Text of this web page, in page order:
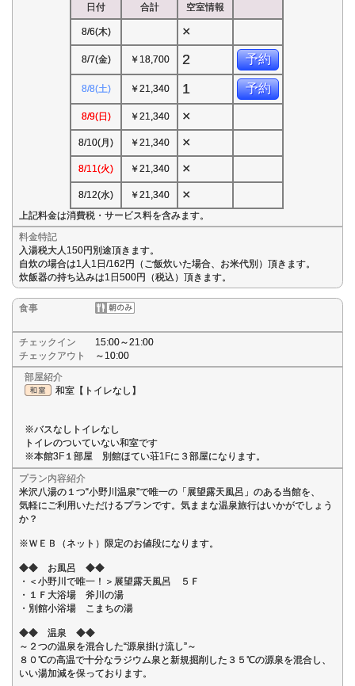
日付 合計 空室情報
8/6(木) ×
8/7(金) ￥18,700 2 予約
8/8(土) ￥21,340 1 予約
8/9(日) ￥21,340 ×
8/10(月) ￥21,340 ×
8/11(火) ￥21,340 ×
8/12(水) ￥21,340 ×
上記料金は消費税・サービス料を含みます。
料金特記
入湯税大人150円別途頂きます。
自炊の場合は1人1日/162円（ご飯炊いた場合、お米代別）頂きます。
炊飯器の持ち込みは1日500円（税込）頂きます。
食事
チェックイン
15:00～21:00
チェックアウト
～10:00
部屋紹介
和室【トイレなし】
※バスなしトイレなし
トイレのついていない和室です
※本館3F１部屋 別館ほてい荘1Fに３部屋になります。
プラン内容紹介
米沢八湯の１つ“小野川温泉”で唯一の「展望露天風呂」のある当館を、
気軽にご利用いただけるプランです。気ままな温泉旅行はいかがでしょう
か？
※ＷＥＢ（ネット）限定のお値段になります。
◆◆ お風呂 ◆◆
・＜小野川で唯一！＞展望露天風呂 ５Ｆ
・１Ｆ大浴場 斧川の湯
・別館小浴場 こまちの湯
◆◆ 温泉 ◆◆
～２つの温泉を混合した“源泉掛け流し”～
８０℃の高温で十分なラジウム泉と新規掘削した３５℃の源泉を混合し、
いい湯加減を保っております。